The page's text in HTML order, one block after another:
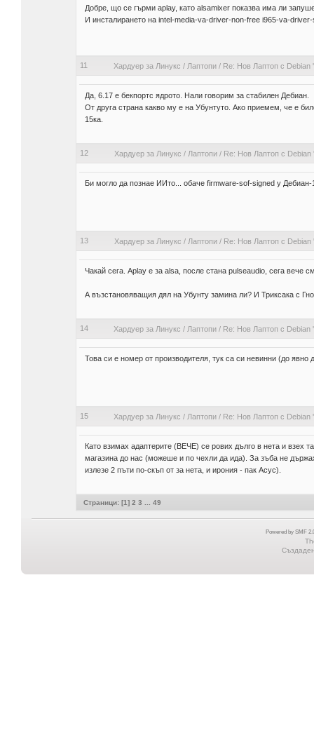
Добре, що се гърми aplay, като alsamixer показва има ли
И инсталирането на intel-media-va-driver-non-free i965-va-
11 Хардуер за Линукс / Лаптопи/ Re: Нов Лаптоп с Debian
Да, 6.17 е бекпортс ядрото. Нали говорим за стабилен Дебиан.
От друга страна какво му е на Убунтуто. Ако приемем, че е
15ка.
12 Хардуер за Линукс / Лаптопи/ Re: Нов Лаптоп с Debian
Би могло да познае ИИто... обаче firmware-sof-signed у
13 Хардуер за Линукс / Лаптопи/ Re: Нов Лаптоп с Debian
Чакай сега. Aplay е за alsa, после стана pulseaudio, сега вече
А възстановяващия дял на Убунту замина ли? И Триксака с
14 Хардуер за Линукс / Лаптопи/ Re: Нов Лаптоп с Debian
Това си е номер от производителя, тук са си невинни (до явно
15 Хардуер за Линукс / Лаптопи/ Re: Нов Лаптоп с Debian
Като взимах адаптерите (ВЕЧЕ) се рових дълго в нета и взех
магазина до нас (можеше и по чехли да ида). За зъба не
излезе 2 пъти по-скъп от за нета, и ирония - пак Асус).
Страници: [1] 2 3 49
Powered by SMF